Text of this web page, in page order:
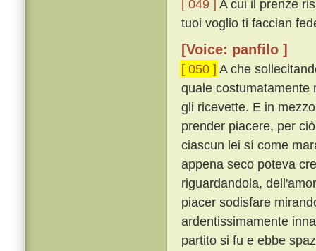
[ 049 ] A cui il prenze
tuoi voglio ti faccian
[Voice: panfilo ]
[ 050 ] A che
quale costumatamente
gli ricevette. E in
prender piacere, per
ciascun lei sí come
appena seco poteva
riguardandola,
piacer sodisfare
ardentissimamente
partito si fu e ebbe